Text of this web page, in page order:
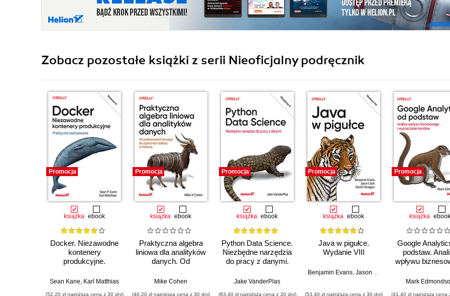
Zobacz pozostałe książki z serii Nieoficjalny podręcznik
Promocja
książka ebook
Docker. Niezawodne
kontenery
produkcyjne.
zastosowania.
Sean Kane Karl Matthias
(52,20 zł najniższa cena z 30 dni)
Promocja
książka ebook
Praktyczna algebra
liniowa dla analityków
danych. Od
koncepcji do
Mike Cohen
(46,20 zł najniższa cena z 30 dni)
Promocja
książka ebook
Python Data Science.
Niezbędne narzędzia
do pracy z danymi.
Jake VanderPlas
(83,40 zł najniższa cena z 30 dni)
Promocja
książka ebook
Java w pigułce.
Wydanie VIII
Benjamin Evans Jason Clark
(53,40 zł najniższa cena z 30 dni)
Promocja
książka ebook
Google
podstaw.
wpływu
trendów
Mark
(41,40 zł najniższa cena